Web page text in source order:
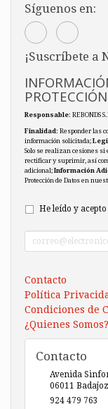
Síguenos en:
¡Suscríbete a
Responsable: REBONDS
Finalidad: Responder las
información solicitada;
Solo se realizan cesiones
rectificar y suprimir, así
adicional;Información
Protección de Datos en
He leído y acepto
Contacto
Política
Condiciones de
¿Quienes Somos?
Contacto
Avenida
06011 Badajoz
924 479 763